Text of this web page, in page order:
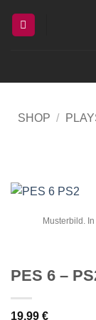
Inhalt
SHOP /
Musterbild.
PES 6 –
19,99 €